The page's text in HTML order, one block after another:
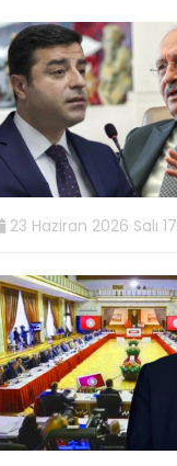
23 Haziran 2026 Salı